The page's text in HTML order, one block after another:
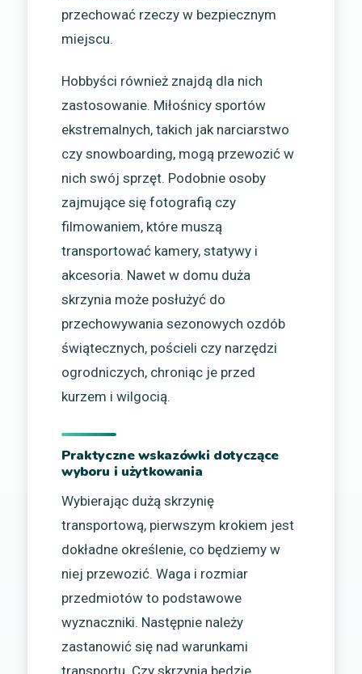
przechować rzeczy w bezpiecznym
miejscu.
Hobbyści również znajdą dla nich
zastosowanie. Miłośnicy sportów
ekstremalnych, takich jak narciarstwo
czy snowboarding, mogą przewozić w
nich swój sprzęt. Podobnie osoby
zajmujące się fotografią czy
filmowaniem, które muszą
transportować kamery, statywy i
akcesoria. Nawet w domu duża
skrzynia może posłużyć do
przechowywania sezonowych ozdób
świątecznych, pościeli czy narzędzi
ogrodniczych, chroniąc je przed
kurzem i wilgocią.
Praktyczne wskazówki dotyczące
wyboru i użytkowania
Wybierając dużą skrzynię
transportową, pierwszym krokiem jest
dokładne określenie, co będziemy w
niej przewozić. Waga i rozmiar
przedmiotów to podstawowe
wyznaczniki. Następnie należy
zastanowić się nad warunkami